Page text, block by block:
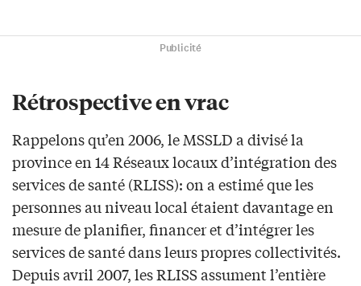
Publicité
Rétrospective en vrac
Rappelons qu’en 2006, le MSSLD a divisé la
province en 14 Réseaux locaux d’intégration des
services de santé (RLISS): on a estimé que les
personnes au niveau local étaient davantage en
mesure de planifier, financer et d’intégrer les
services de santé dans leurs propres collectivités.
Depuis avril 2007, les RLISS assument l’entière